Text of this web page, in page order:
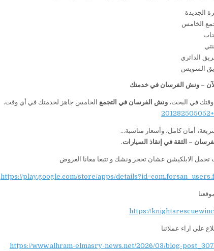
الجديدة
الخامس
الدائري
السويس
– ونش الفرسان في خدمتك
وقتك في البحث،ونش الفرسان في التجمع الخامس جاهز لخدمتك في أي وقت.
أمان كامل، وأسعار مناسبة…
– الثقة في إنقاذ السيارات.
تحمل الابلكيشن عشان تحجز ونشك و تتبعا معانا العروض
https://play.google.com/store/apps/
https://
علي اراء عملائنا
https://www.alhram-elmasry-news.net/2026/03/blog-